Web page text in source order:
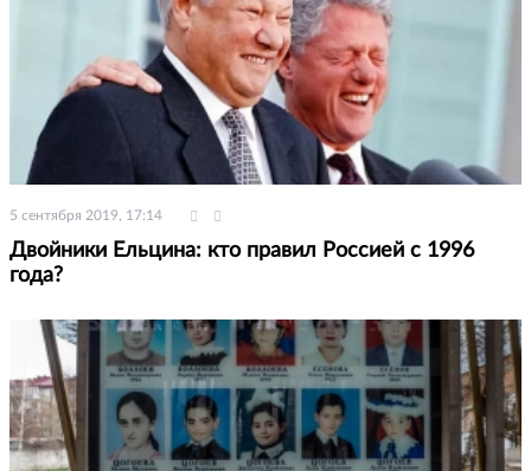
5 сентября 2019, 17:14
Двойники Ельцина: кто правил Россией с 1996
года?